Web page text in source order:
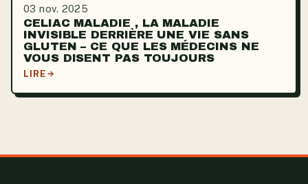
03 nov. 2025
CELIAC MALADIE , LA MALADIE
INVISIBLE DERRIÈRE UNE VIE SANS
GLUTEN – CE QUE LES MÉDECINS NE
VOUS DISENT PAS TOUJOURS
LIRE